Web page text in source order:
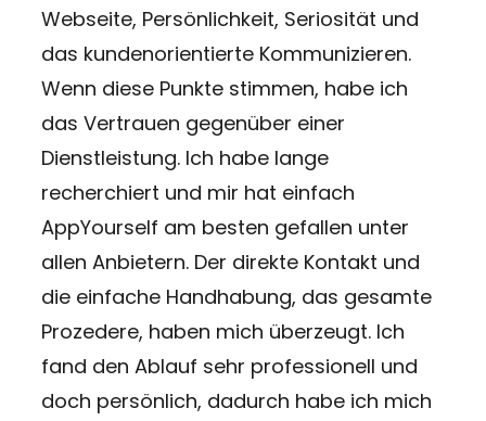
Webseite, Persönlichkeit, Seriosität und
das kundenorientierte Kommunizieren.
Wenn diese Punkte stimmen, habe ich
das Vertrauen gegenüber einer
Dienstleistung. Ich habe lange
recherchiert und mir hat einfach
AppYourself am besten gefallen unter
allen Anbietern. Der direkte Kontakt und
die einfache Handhabung, das gesamte
Prozedere, haben mich überzeugt. Ich
fand den Ablauf sehr professionell und
doch persönlich, dadurch habe ich mich